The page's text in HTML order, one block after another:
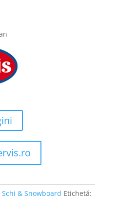
Schi & Snowboard Etichetă: